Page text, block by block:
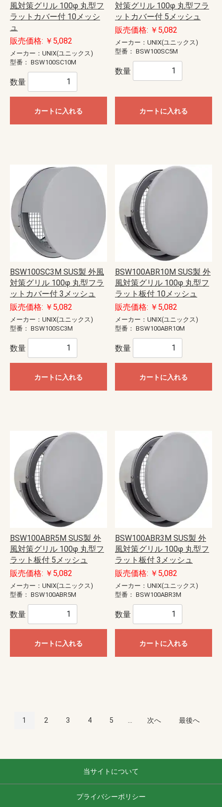
風対策グリル 100φ 丸型フ
ラットカバー付 10メッシ
ュ
販売価格: ￥5,082
メーカー：UNIX(ユニックス)
型番： BSW100SC10M
数量
カートに入れる
対策グリル 100φ 丸型フラ
ットカバー付 5メッシュ
販売価格: ￥5,082
メーカー：UNIX(ユニックス)
型番： BSW100SC5M
数量
カートに入れる
BSW100SC3M SUS製 外風
対策グリル 100φ 丸型フラ
ットカバー付 3メッシュ
販売価格: ￥5,082
メーカー：UNIX(ユニックス)
型番： BSW100SC3M
数量
カートに入れる
BSW100ABR10M SUS製 外
風対策グリル 100φ 丸型フ
ラット板付 10メッシュ
販売価格: ￥5,082
メーカー：UNIX(ユニックス)
型番： BSW100ABR10M
数量
カートに入れる
BSW100ABR5M SUS製 外
風対策グリル 100φ 丸型フ
ラット板付 5メッシュ
販売価格: ￥5,082
メーカー：UNIX(ユニックス)
型番： BSW100ABR5M
数量
カートに入れる
BSW100ABR3M SUS製 外
風対策グリル 100φ 丸型フ
ラット板付 3メッシュ
販売価格: ￥5,082
メーカー：UNIX(ユニックス)
型番： BSW100ABR3M
数量
カートに入れる
1 2 3 4 5 次へ 最後へ
当サイトについて
プライバシーポリシー